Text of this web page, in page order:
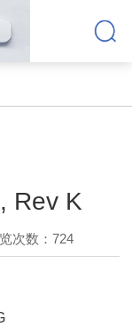
Rev K
次数：724